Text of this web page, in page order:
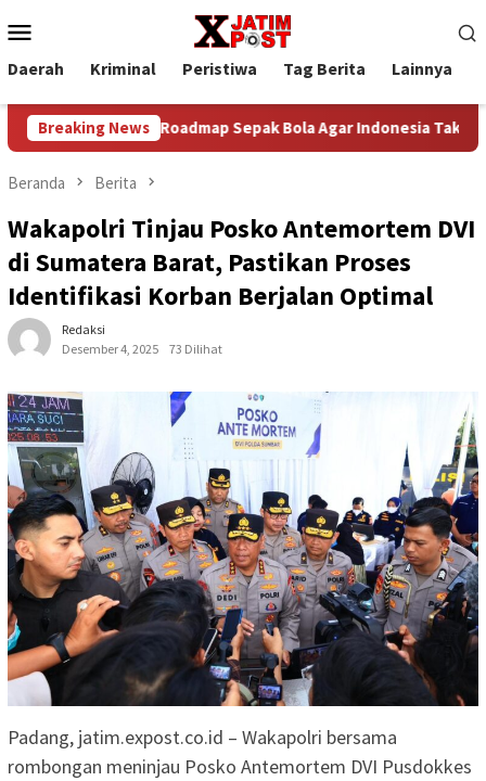
ke
kontenMobile
Daerah Kriminal Peristiwa Tag Berita Lainnya
Breaking News
Bangun Roadmap Sepak Bola Agar Indonesia Tak Terus
Beranda Berita
Wakapolri Tinjau Posko Antemortem DVI
di Sumatera Barat, Pastikan Proses
Identifikasi Korban Berjalan Optimal
Redaksi
Desember 4, 2025
73 Dilihat
Padang, jatim.expost.co.id – Wakapolri bersama
rombongan meninjau Posko Antemortem DVI Pusdokkes